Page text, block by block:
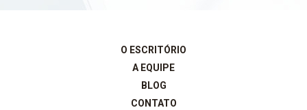
O ESCRITÓRIO
A EQUIPE
BLOG
CONTATO